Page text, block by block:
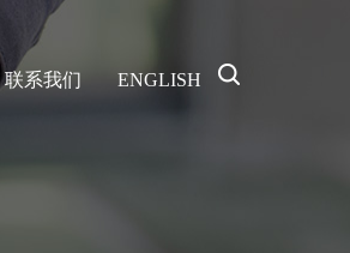
联系我们 ENGLISH